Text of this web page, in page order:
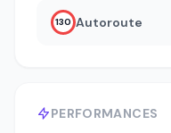
PERFORMANCES
130 Autoroute